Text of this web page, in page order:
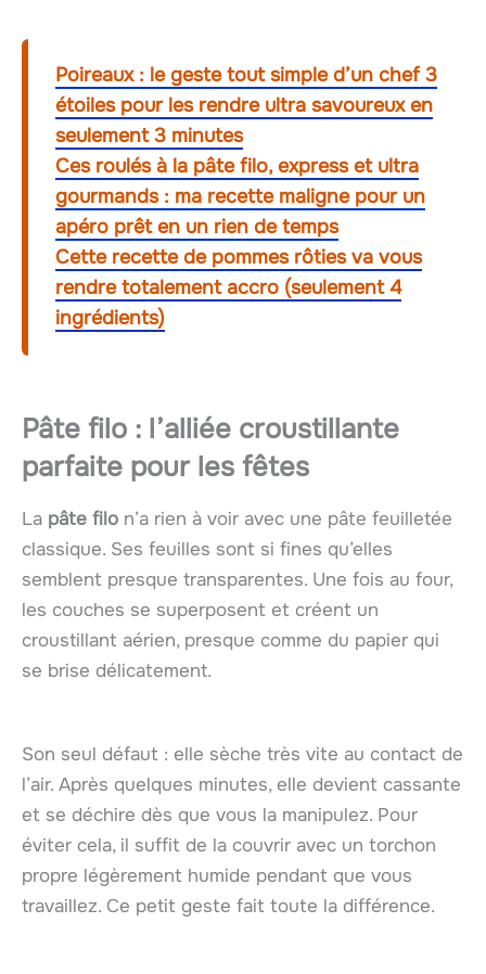
Poireaux : le geste tout simple d’un chef 3
étoiles pour les rendre ultra savoureux en
seulement 3 minutes
Ces roulés à la pâte filo, express et ultra
gourmands : ma recette maligne pour un
apéro prêt en un rien de temps
Cette recette de pommes rôties va vous
rendre totalement accro (seulement 4
ingrédients)
Pâte filo : l’alliée croustillante
parfaite pour les fêtes
La pâte filo n’a rien à voir avec une pâte feuilletée
classique. Ses feuilles sont si fines qu’elles
semblent presque transparentes. Une fois au four,
les couches se superposent et créent un
croustillant aérien, presque comme du papier qui
se brise délicatement.
Son seul défaut : elle sèche très vite au contact de
l’air. Après quelques minutes, elle devient cassante
et se déchire dès que vous la manipulez. Pour
éviter cela, il suffit de la couvrir avec un torchon
propre légèrement humide pendant que vous
travaillez. Ce petit geste fait toute la différence.